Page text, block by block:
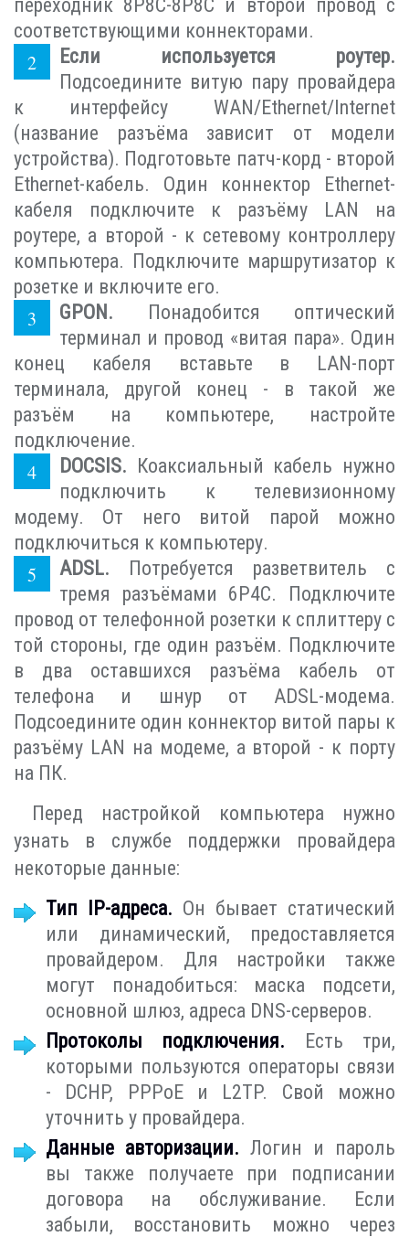
переходник 8P8C-8P8C и второй провод с
соответствующими коннекторами.
Если используется роутер.
Подсоедините витую пару провайдера
к интерфейсу WAN/Ethernet/Internet
(название разъёма зависит от модели
устройства). Подготовьте патч-корд - второй
Ethernet-кабель. Один коннектор Ethernet-
кабеля подключите к разъёму LAN на
роутере, а второй - к сетевому контроллеру
компьютера. Подключите маршрутизатор к
розетке и включите его.
GPON. Понадобится оптический
терминал и провод «витая пара». Один
конец кабеля вставьте в LAN-порт
терминала, другой конец - в такой же
разъём на компьютере, настройте
подключение.
DOCSIS. Коаксиальный кабель нужно
подключить к телевизионному
модему. От него витой парой можно
подключиться к компьютеру.
ADSL. Потребуется разветвитель с
тремя разъёмами 6P4C. Подключите
провод от телефонной розетки к сплиттеру с
той стороны, где один разъём. Подключите
в два оставшихся разъёма кабель от
телефона и шнур от ADSL-модема.
Подсоедините один коннектор витой пары к
разъёму LAN на модеме, а второй - к порту
на ПК.
Перед настройкой компьютера нужно
узнать в службе поддержки провайдера
некоторые данные:
Тип IP-адреса. Он бывает статический
или динамический, предоставляется
провайдером. Для настройки также
могут понадобиться: маска подсети,
основной шлюз, адреса DNS-серверов.
Протоколы подключения. Есть три,
которыми пользуются операторы связи
- DCHP, PPPoE и L2TP. Свой можно
уточнить у провайдера.
Данные авторизации. Логин и пароль
вы также получаете при подписании
договора на обслуживание. Если
забыли, восстановить можно через